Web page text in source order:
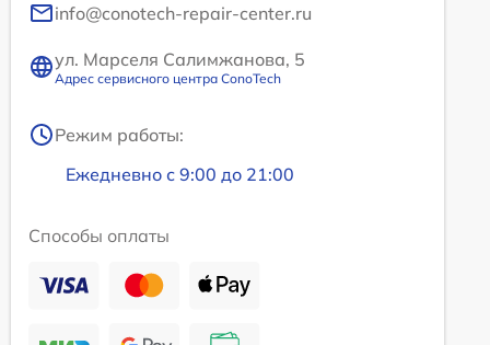
info@conotech-repair-center.ru
ул. Марселя Салимжанова, 5
Адрес сервисного центра ConoTech
Режим работы:
Ежедневно с 9:00 до 21:00
Способы оплаты